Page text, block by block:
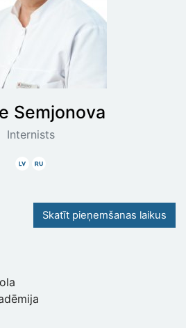
Semjonova
Internists
LatviskiKrieviski
Skatīt pieņemšanas laikus